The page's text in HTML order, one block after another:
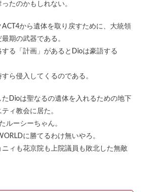
たのかもしれない。
から遺体を取り戻すために、大統領
期の武器である。
る「計画」があるとDioは豪語する
ら侵入してくるのである。
Dioは聖なるの遺体を入れるための地下
ィ教会に居た。
ルーシーちゃん。
に勝てるわけ無いやろ。
ィも花京院も上院議員も敗北した無敵